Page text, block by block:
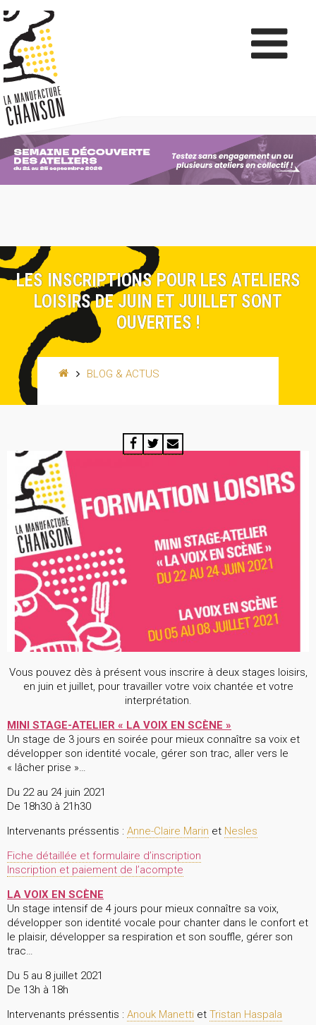
LES INSCRIPTIONS POUR LES ATELIERS
LOISIRS DE JUIN ET JUILLET SONT
OUVERTES !
BLOG & ACTUS
Vous pouvez dès à présent vous inscrire à deux stages loisirs,
en juin et juillet, pour travailler votre voix chantée et votre
interprétation.
MINI STAGE-ATELIER « LA VOIX EN SCÈNE »
Un stage de 3 jours en soirée pour mieux connaître sa voix et
développer son identité vocale, gérer son trac, aller vers le
« lâcher prise »…
Du 22 au 24 juin 2021
De 18h30 à 21h30
Intervenants préssentis : Anne-Claire Marin et Nesles
Fiche détaillée et formulaire d’inscription
Inscription et paiement de l’acompte
LA VOIX EN SCÈNE
Un stage intensif de 4 jours pour mieux connaître sa voix,
développer son identité vocale pour chanter dans le confort et
le plaisir, développer sa respiration et son souffle, gérer son
trac…
Du 5 au 8 juillet 2021
De 13h à 18h
Intervenants préssentis : Anouk Manetti et Tristan Haspala